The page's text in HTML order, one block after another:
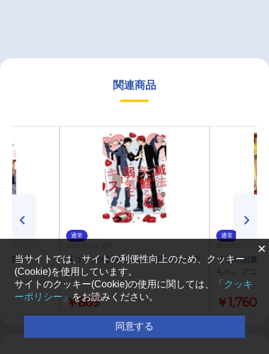
関連商品
蔵入り
通常
【コミック】滅法矢鱈と弱気にキス(3)
￥869
通常
2026/07/15 発売
【その他(書籍
ちへ』 アニメ
￥1,760
×
当サイトでは、サイトの利便性向上のため、クッキー
(Cookie)を使用しています。
サイトのクッキー(Cookie)の使用に関しては、
「クッキ
ーポリシー」をお読みください。
同意する